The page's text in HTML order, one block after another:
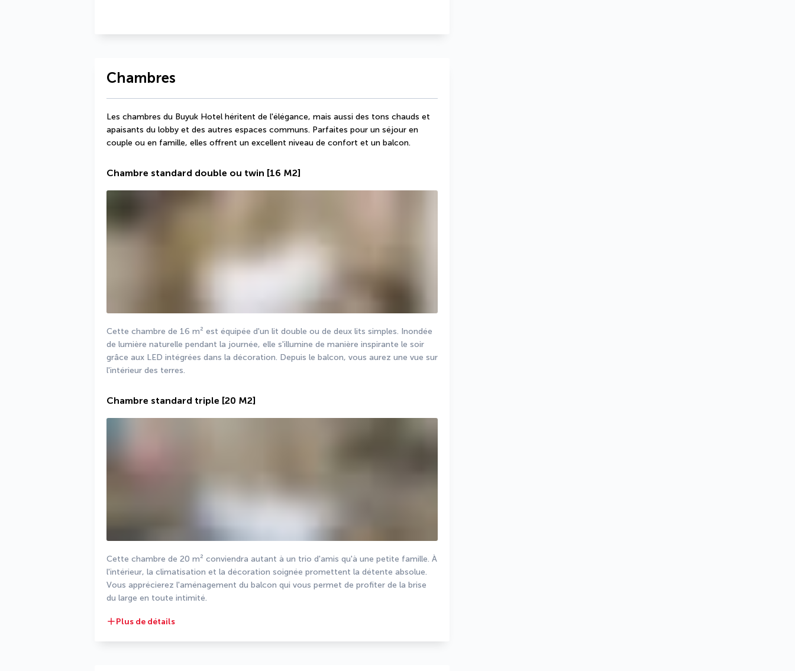
Chambres
Les chambres du Buyuk Hotel héritent de l'élégance, mais aussi des tons chauds et
apaisants du lobby et des autres espaces communs. Parfaites pour un séjour en
couple ou en famille, elles offrent un excellent niveau de confort et un balcon.
Chambre standard double ou twin [16 M2]
Cette chambre de 16 m² est équipée d'un lit double ou de deux lits simples. Inondée
de lumière naturelle pendant la journée, elle s'illumine de manière inspirante le soir
grâce aux LED intégrées dans la décoration. Depuis le balcon, vous aurez une vue sur
l'intérieur des terres.
Chambre standard triple [20 M2]
Cette chambre de 20 m² conviendra autant à un trio d'amis qu'à une petite famille. À
l'intérieur, la climatisation et la décoration soignée promettent la détente absolue.
Vous apprécierez l'aménagement du balcon qui vous permet de profiter de la brise
du large en toute intimité.
Plus de détails